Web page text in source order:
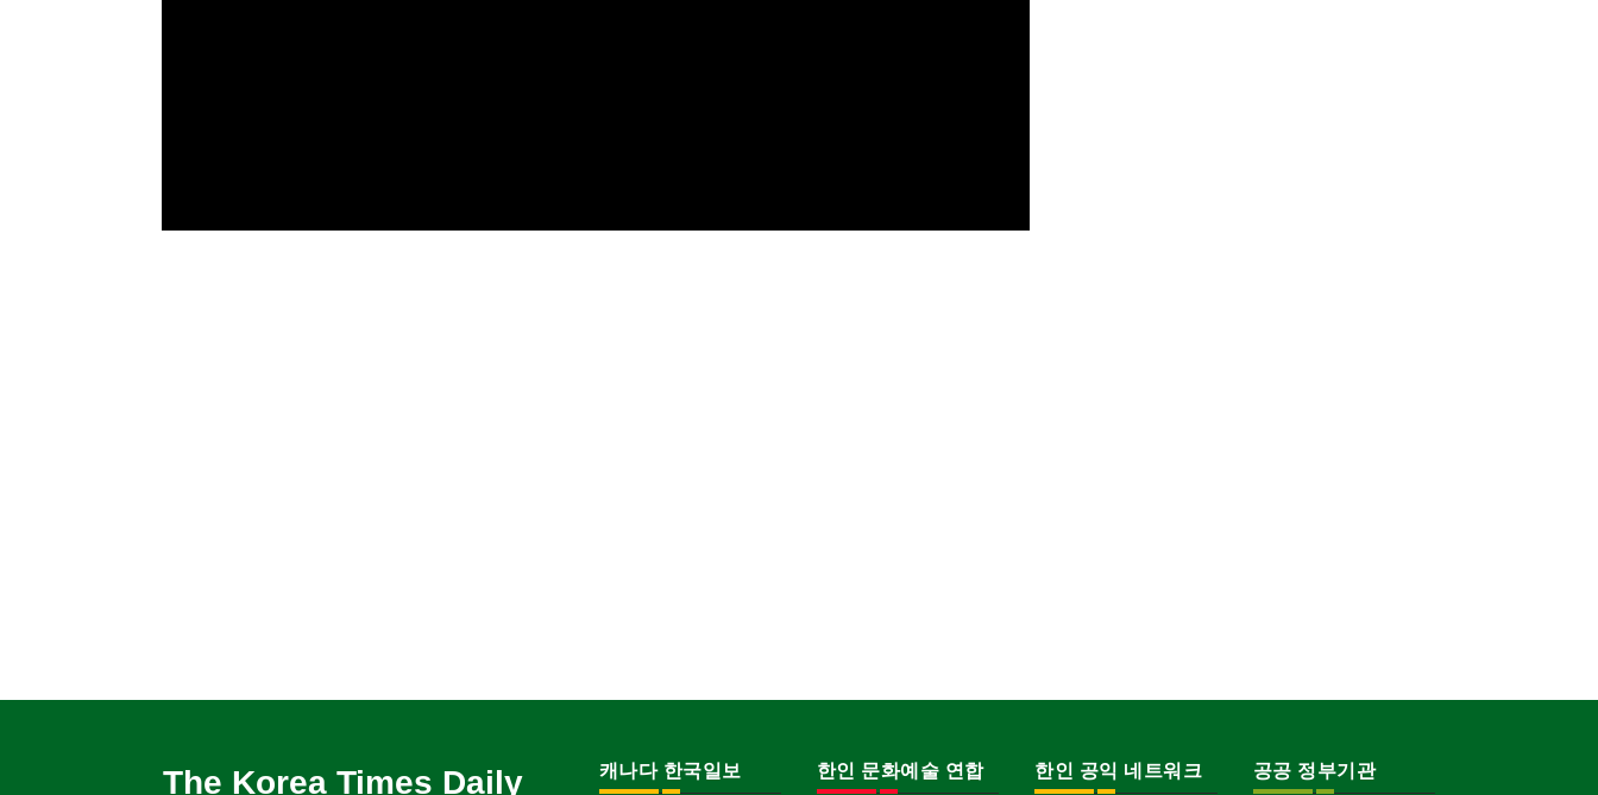
The Korea Times Daily 캐나다 한국일보 한인 문화예술 연합 한인 공익 네트워크 공공 정부기관